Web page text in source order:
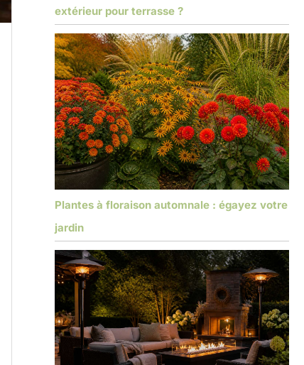
extérieur pour terrasse ?
Plantes à floraison automnale : égayez votre
jardin